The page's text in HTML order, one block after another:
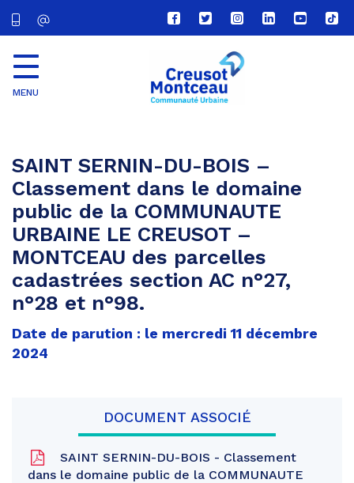
Lien
vers
compte
Facebook
Lien
vers
compte
Twitter
Lien
vers
le
compte
Lien
vers
Lien
vers
Lien
vers
MENU
SAINT SERNIN-DU-BOIS –
Classement dans le domaine
public de la COMMUNAUTE
URBAINE LE CREUSOT –
MONTCEAU des parcelles
cadastrées section AC n°27,
n°28 et n°98.
Date de parution : le mercredi 11 décembre
2024
DOCUMENT ASSOCIÉ
SAINT SERNIN-DU-BOIS - Classement
dans le domaine public de la COMMUNAUTE